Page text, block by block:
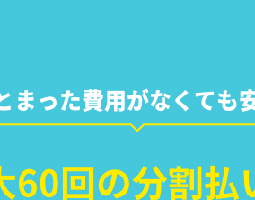
まった費用がなくても
60回の分割払